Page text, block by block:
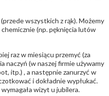
wszystkich z rąk). Możemy
(np. pęknięcia lutów
raz w miesiącu przemyć (za
naczyń (w naszej firmie używamy
itp.) , a następnie zanurzyć w
i dokładnie wypłukać.
wizyt u jubilera.